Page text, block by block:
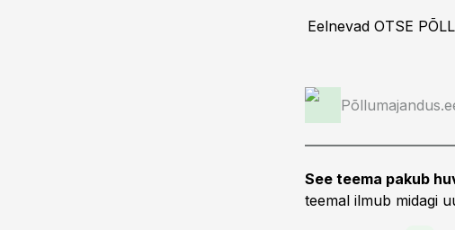
Eelnevad OTSE
See teema pakub
teemal ilmub midagi